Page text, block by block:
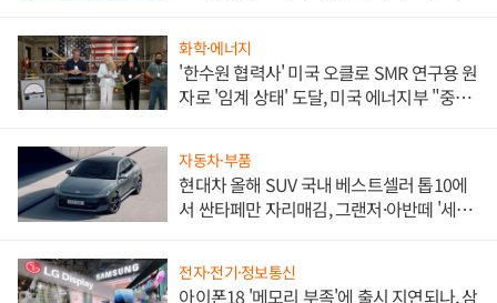
화학·에너지
'한수원 협력사' 미국 오클로 SMR 연구용 원
자로 '임계 상태' 도달, 미국 에너지부 "중요
자동차·부품
현대차 올해 SUV 국내 베스트셀러 톱10에
서 싼타페만 자리매김, 그랜저·아반떼 '세단
전자·전기·정보통신
아이폰18 '메모리 부족'에 출시 지연되나, 삼